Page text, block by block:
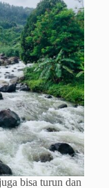
bisa turun dan